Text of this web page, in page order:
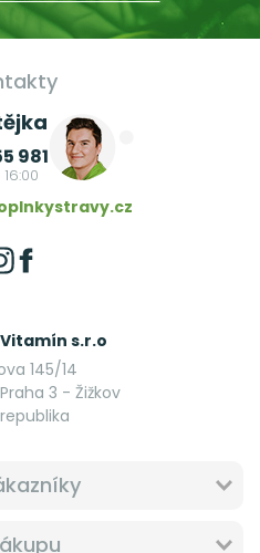
981
s.r.o
145/14
3 - Žižkov